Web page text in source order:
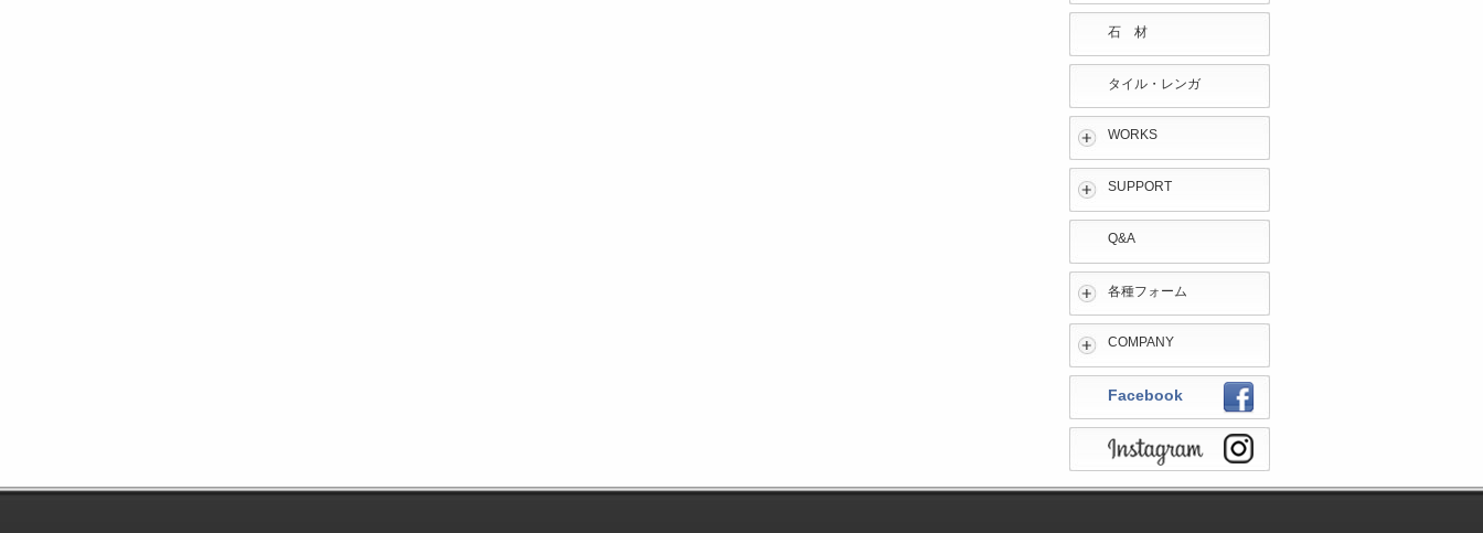
石 材
タイル・レンガ
WORKS
SUPPORT
Q&A
各種フォーム
COMPANY
Facebook